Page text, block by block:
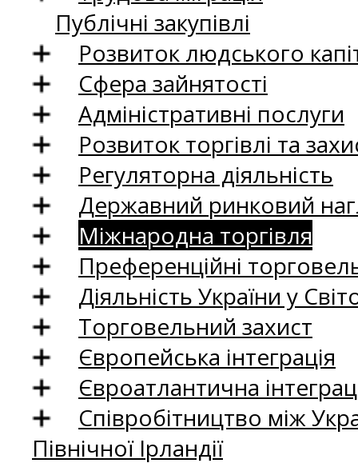
Публічні закупівлі
Розвиток людського
Сфера зайнятості
Адміністративні послуги
Розвиток торгівлі та
Регуляторна діяльність
Державний ринковий
Міжнародна торгівля
Преференційні
Діяльність України у
Торговельний захист
Європейська інтеграція
Євроатлантична
Співробітництво між
Північної Ірландії